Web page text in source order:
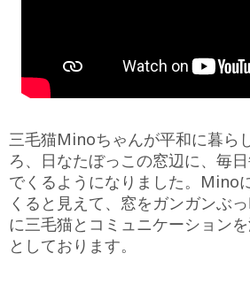
三毛猫Minoちゃんが平和に暮ら
ろ、日なたぼっこの窓辺に、毎
でくるようになりました。Mino
くると見えて、窓をガンガンぶ
に三毛猫とコミュニケーション
としております。